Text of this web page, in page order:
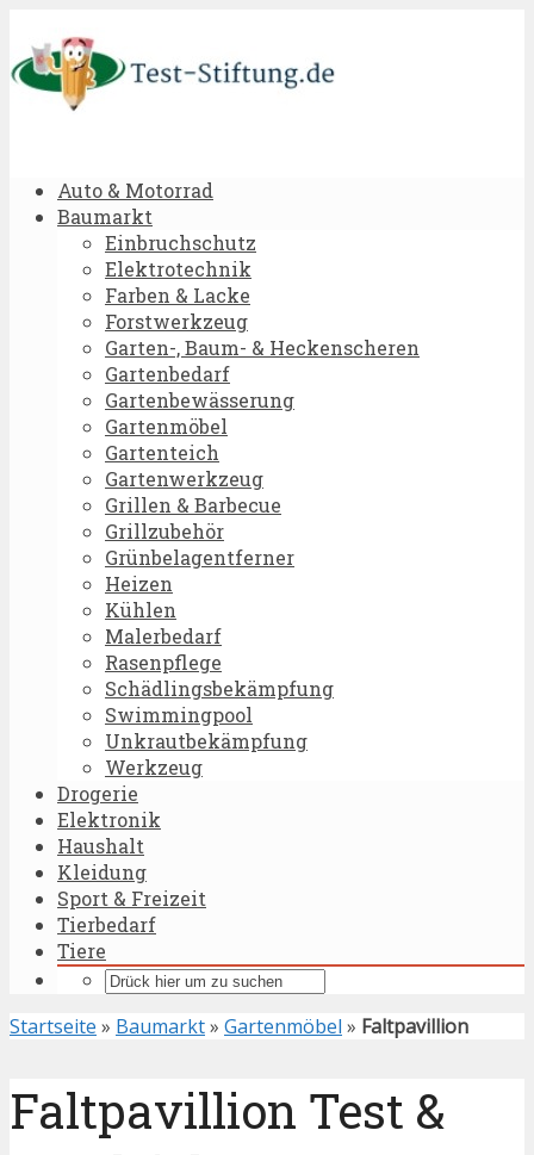
Auto & Motorrad
Baumarkt
Einbruchschutz
Elektrotechnik
Farben & Lacke
Forstwerkzeug
Garten-, Baum- & Heckenscheren
Gartenbedarf
Gartenbewässerung
Gartenmöbel
Gartenteich
Gartenwerkzeug
Grillen & Barbecue
Grillzubehör
Grünbelagentferner
Heizen
Kühlen
Malerbedarf
Rasenpflege
Schädlingsbekämpfung
Swimmingpool
Unkrautbekämpfung
Werkzeug
Drogerie
Elektronik
Haushalt
Kleidung
Sport & Freizeit
Tierbedarf
Tiere
Startseite » Baumarkt» Gartenmöbel » Faltpavillion
Faltpavillion Test &